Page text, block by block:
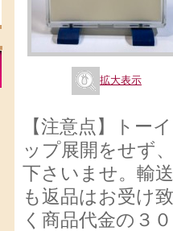
拡大表示
【注意点】トー
ップ展開をせず
下さいませ。輸
も返品はお受け
く商品代金の３